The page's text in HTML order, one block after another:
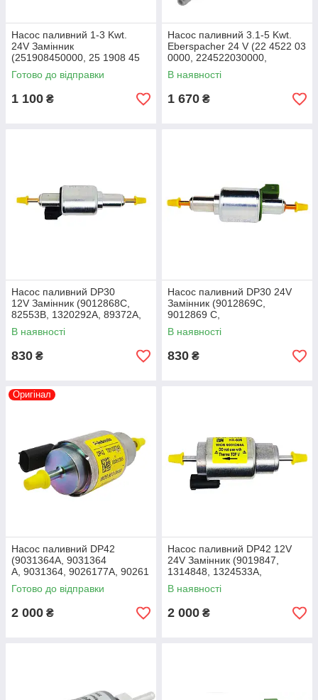
Насос паливний 1-3 Kwt.
24V Замінник
(251908450000, 25 1908 45
0000, 25.1908.45.0000, 25
1908 45, 25190845,
Готово до відправки
1 100 ₴
Насос паливний 3.1-5 Kwt.
Eberspacher 24 V (22 4522 03
0000, 224522030000,
22452203, 22 4522 03)
В наявності
1 670 ₴
Насос паливний DP30
12V Замінник (9012868C,
82553B, 1320292A, 89372A,
9012868A, 9012868, 82553,
1320292, 9012868/Z)
В наявності
830 ₴
Насос паливний DP30 24V
Замінник (9012869C,
9012869 C,
1320294A, 1320294
A, 9012869, 1320294,
В наявності
830 ₴
Оригінал
Насос паливний DP42
(9031364A, 9031364
A, 9031364, 9026177A, 90261
77 A, 9026177, 84259767)
Готово до відправки
2 000 ₴
Насос паливний DP42 12V
24V Замінник (9019847,
1314848, 1324533A,
9019847C, 9024803A,
9024803 A, 9024803,
В наявності
2 000 ₴